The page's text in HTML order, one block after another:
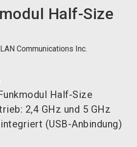
Half-Size
Communications Inc.
Half-Size
2,4 GHz und 5 GHz
(USB-Anbindung)